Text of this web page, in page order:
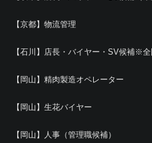
【京都】物流管理
【石川】店長・バイヤー・SV候補※全
【岡山】精肉製造オペレーター
【岡山】生花バイヤー
【岡山】人事（管理職候補）